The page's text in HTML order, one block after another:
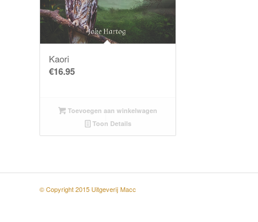
Kaori
€16.95
Toevoegen aan winkelwagen
Toon Details
© Copyright 2015 Uitgeverij Macc